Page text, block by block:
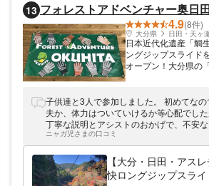
13 フォレストアドベンチャー奥日
4.9(8件)
大分県 日田・天ヶ
日本近代化遺産「鯛
ングジップスライド
オープン！大分県の
グジップスライド他
ィが勢揃い。「日田
四季折々の自然に心
士やファミリーで樹
しみください。
子供達と3人で参加しました。 初めてな
夫か、体力はついていけるか等心配でし
丁寧な説明とアシストのおかげで、不安
きました。体力も思ったほどきつくなく
行こうねと子供達と話しています。 とに
高でした!
ニャガ児さまの口コミ
【大分・日田・アス
快ロングジップスラ